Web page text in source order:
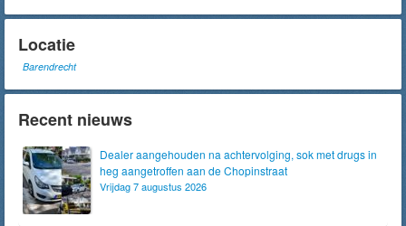
Locatie
Barendrecht
Recent nieuws
Dealer aangehouden na achtervolging, sok met drugs in
heg aangetroffen aan de Chopinstraat
Vrijdag 7 augustus 2026